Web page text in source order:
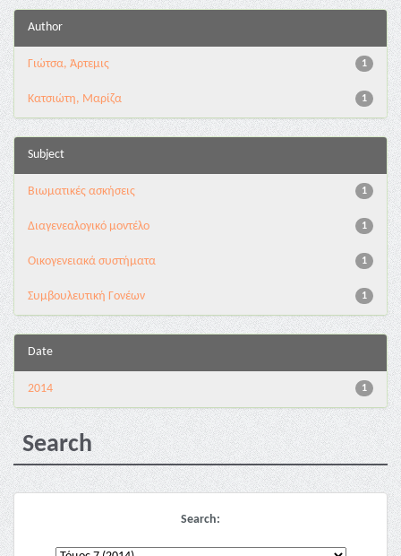
Author
1
Γιώτσα, Άρτεμις
1
Κατσιώτη, Μαρίζα
Subject
1
Βιωματικές ασκήσεις
1
Διαγενεαλογικό μοντέλο
1
Οικογενειακά συστήματα
1
Συμβουλευτική Γονέων
Date
1
2014
Search
Search: